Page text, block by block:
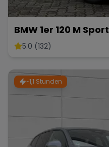
BMW 1er 120 M Sport
5.0 (132)
~1,1 Stunden